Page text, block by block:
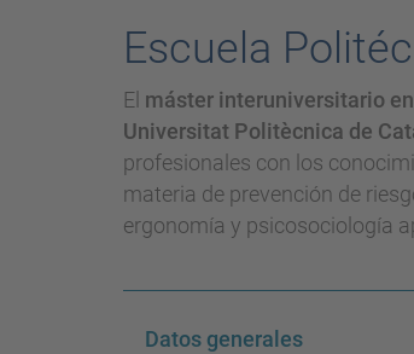
Escuela
El máster interuniversitario
Universitat Politècnica de
profesionales con los
materia de prevención de
ergonomía y psicosociología
Datos generales